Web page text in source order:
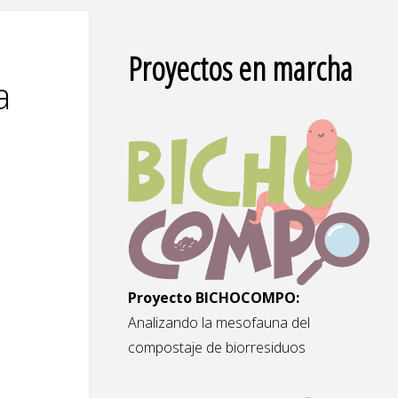
Proyectos en marcha
Proyecto BICHOCOMPO:
Analizando la mesofauna del
compostaje de biorresiduos